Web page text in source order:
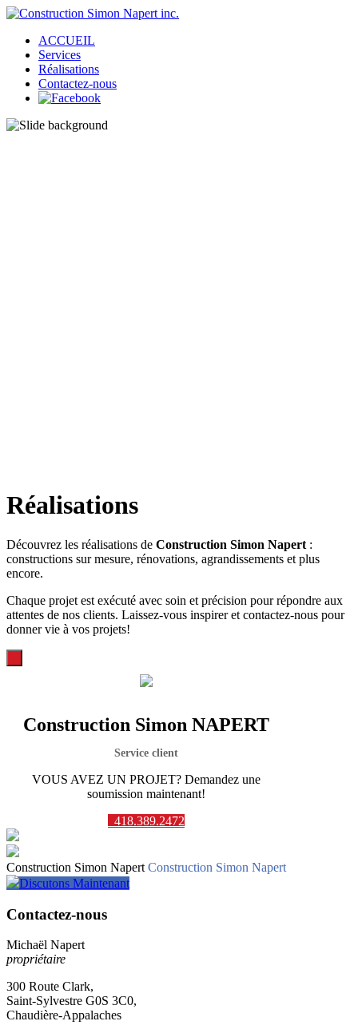
ACCUEIL
Services
Réalisations
Contactez-nous
Réalisations
Découvrez les réalisations de Construction Simon Napert :
constructions sur mesure, rénovations, agrandissements et plus
encore.
Chaque projet est exécuté avec soin et précision pour répondre aux
attentes de nos clients. Laissez-vous inspirer et contactez-nous pour
donner vie à vos projets!
Construction Simon NAPERT
Service client
VOUS AVEZ UN PROJET? Demandez une
soumission maintenant!
418.389.2472
Construction Simon Napert Construction Simon Napert
Discutons Maintenant
Contactez-nous
Michaël Napert
propriétaire
300 Route Clark,
Saint-Sylvestre G0S 3C0,
Chaudière-Appalaches